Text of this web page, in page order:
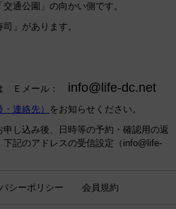
通公園」の向かい側です。
」があります。
Ｅメール： info@life-dc.net
・連絡先）
をお知らせください。
し込み後、日時等の予約・確認用の返
記のアドレスの受信設定（ info@life-
シーポリシー 会員規約